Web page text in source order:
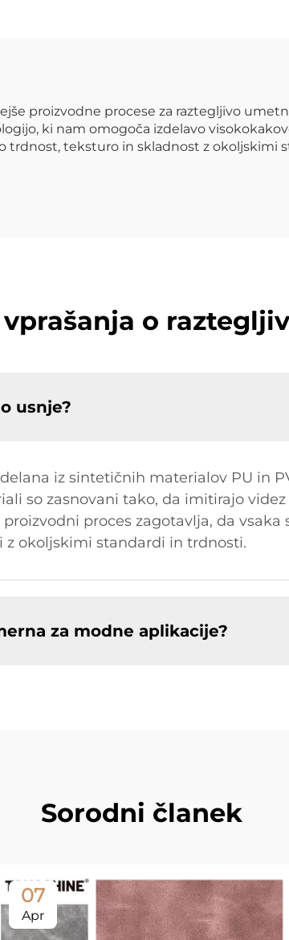
proizvodne procese za raztegljivo
ki nam omogoča izdelavo
teksturo in skladnost z okoljskimi
o
usnje?
iz sintetičnih materialov PU in
so zasnovani tako, da imitirajo
proces zagotavlja, da
z okoljskimi standardi in trdnosti.
za modne aplikacije?
Sorodni članek
07
Apr